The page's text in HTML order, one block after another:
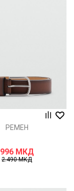
РЕМЕН
996 МКД
2.490МКД